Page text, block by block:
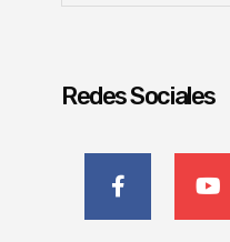
Redes Sociales